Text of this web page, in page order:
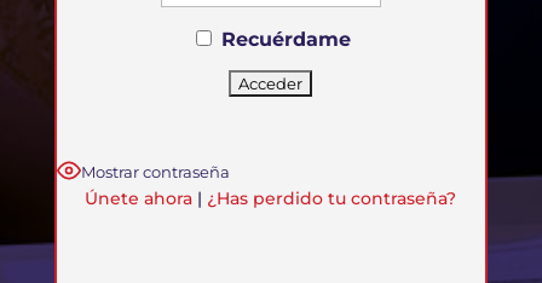
Recuérdame
Mostrar contraseña
Únete ahora | ¿Has perdido tu contraseña?